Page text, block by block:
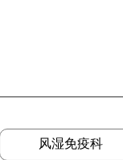
风湿免疫科